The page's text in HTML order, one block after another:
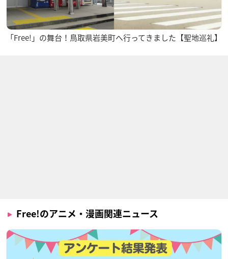
「Free!」の舞台！鳥取県岩美町へ行ってきました【聖地巡礼】
Free!のアニメ・漫画関連ニュース